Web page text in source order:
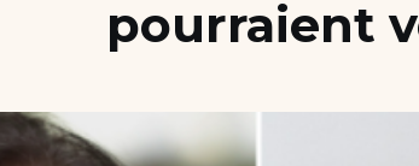
pourraient